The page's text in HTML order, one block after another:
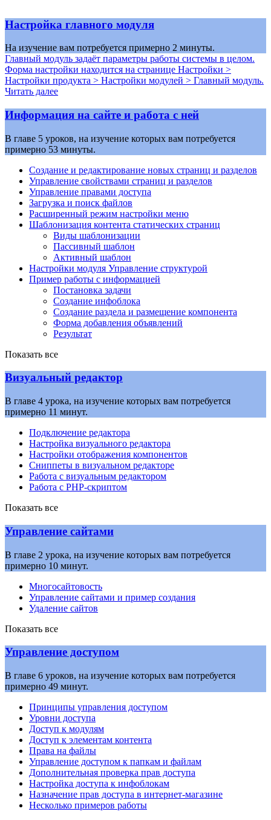
Настройка главного модуля
На изучение вам потребуется примерно 2 минуты.
Главный модуль задаёт параметры работы системы в целом.
Форма настройки находится на странице Настройки >
Настройки продукта > Настройки модулей > Главный модуль.
Читать далее
Информация на сайте и работа с ней
В главе 5 уроков, на изучение которых вам потребуется
примерно 53 минуты.
Создание и редактирование новых страниц и разделов
Управление свойствами страниц и разделов
Управление правами доступа
Загрузка и поиск файлов
Расширенный режим настройки меню
Шаблонизация контента статических страниц
Виды шаблонизации
Пассивный шаблон
Активный шаблон
Настройки модуля Управление структурой
Пример работы с информацией
Постановка задачи
Создание инфоблока
Создание раздела и размещение компонента
Форма добавления объявлений
Результат
Показать все
Визуальный редактор
В главе 4 урока, на изучение которых вам потребуется
примерно 11 минут.
Подключение редактора
Настройка визуального редактора
Настройки отображения компонентов
Сниппеты в визуальном редакторе
Работа с визуальным редактором
Работа с PHP-скриптом
Показать все
Управление сайтами
В главе 2 урока, на изучение которых вам потребуется
примерно 10 минут.
Многосайтовость
Управление сайтами и пример создания
Удаление сайтов
Показать все
Управление доступом
В главе 6 уроков, на изучение которых вам потребуется
примерно 49 минут.
Принципы управления доступом
Уровни доступа
Доступ к модулям
Доступ к элементам контента
Права на файлы
Управление доступом к папкам и файлам
Дополнительная проверка прав доступа
Настройка доступа к инфоблокам
Назначение прав доступа в интернет-магазине
Несколько примеров работы